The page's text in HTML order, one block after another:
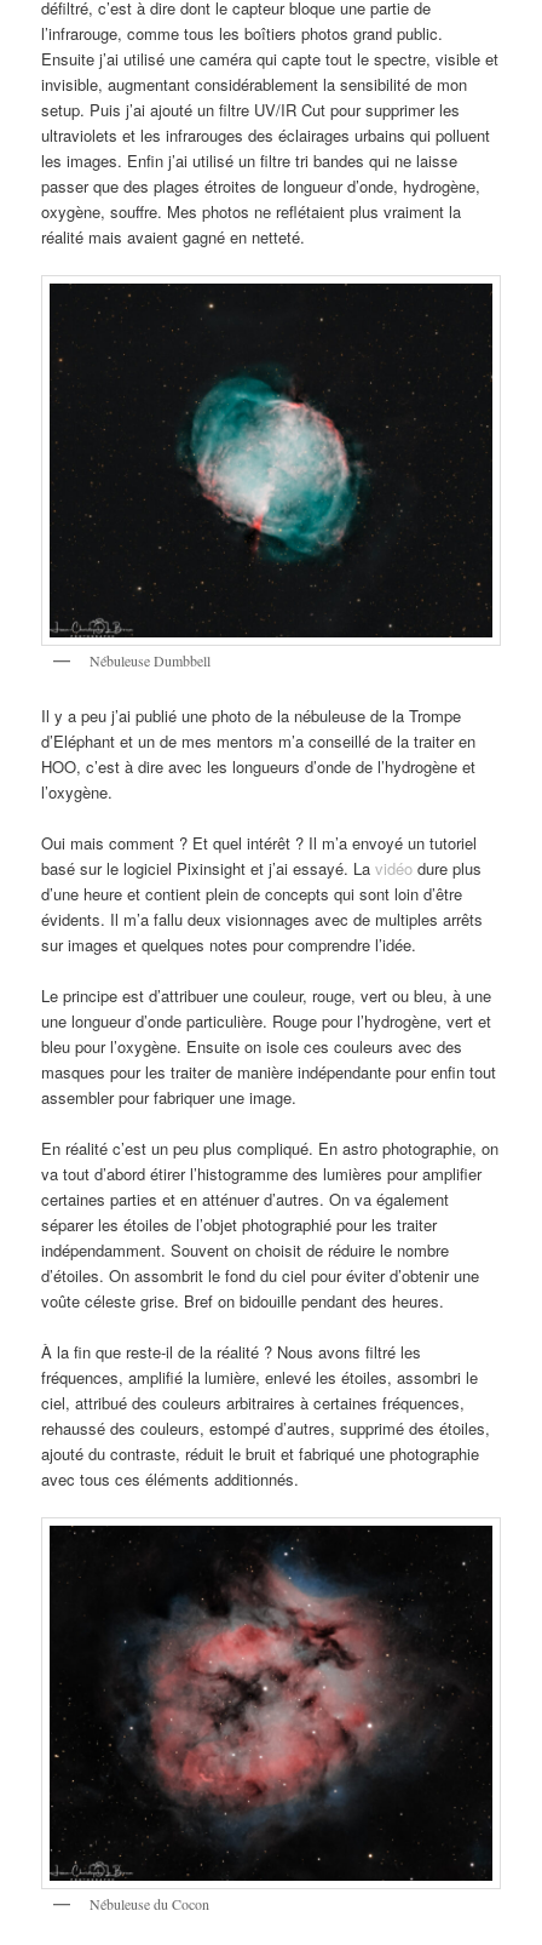
défiltré, c’est à dire dont le capteur bloque une partie de
l’infrarouge, comme tous les boîtiers photos grand public.
Ensuite j’ai utilisé une caméra qui capte tout le spectre, visible et
invisible, augmentant considérablement la sensibilité de mon
setup. Puis j’ai ajouté un filtre UV/IR Cut pour supprimer les
ultraviolets et les infrarouges des éclairages urbains qui polluent
les images. Enfin j’ai utilisé un filtre tri bandes qui ne laisse
passer que des plages étroites de longueur d’onde, hydrogène,
oxygène, souffre. Mes photos ne reflétaient plus vraiment la
réalité mais avaient gagné en netteté.
Nébuleuse Dumbbell
Il y a peu j’ai publié une photo de la nébuleuse de la Trompe
d’Eléphant et un de mes mentors m’a conseillé de la traiter en
HOO, c’est à dire avec les longueurs d’onde de l’hydrogène et
l’oxygène.
Oui mais comment ? Et quel intérêt ? Il m’a envoyé un tutoriel
basé sur le logiciel Pixinsight et j’ai essayé. Lavidéo dure plus
d’une heure et contient plein de concepts qui sont loin d’être
évidents. Il m’a fallu deux visionnages avec de multiples arrêts
sur images et quelques notes pour comprendre l’idée.
Le principe est d’attribuer une couleur, rouge, vert ou bleu, à une
une longueur d’onde particulière. Rouge pour l’hydrogène, vert et
bleu pour l’oxygène. Ensuite on isole ces couleurs avec des
masques pour les traiter de manière indépendante pour enfin tout
assembler pour fabriquer une image.
En réalité c’est un peu plus compliqué. En astro photographie, on
va tout d’abord étirer l’histogramme des lumières pour amplifier
certaines parties et en atténuer d’autres. On va également
séparer les étoiles de l’objet photographié pour les traiter
indépendamment. Souvent on choisit de réduire le nombre
d’étoiles. On assombrit le fond du ciel pour éviter d’obtenir une
voûte céleste grise. Bref on bidouille pendant des heures.
À la fin que reste-il de la réalité ? Nous avons filtré les
fréquences, amplifié la lumière, enlevé les étoiles, assombri le
ciel, attribué des couleurs arbitraires à certaines fréquences,
rehaussé des couleurs, estompé d’autres, supprimé des étoiles,
ajouté du contraste, réduit le bruit et fabriqué une photographie
avec tous ces éléments additionnés.
Nébuleuse du Cocon